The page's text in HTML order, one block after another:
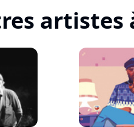
artistes